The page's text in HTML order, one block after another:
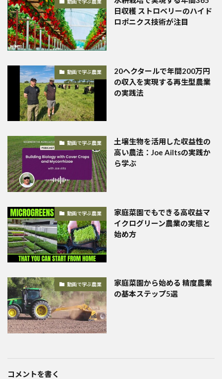
動画で学ぶ農業
日収穫 ストロベリーのハイド
ロポニクス技術が注目
動画で学ぶ農業
20ヘクタールで年間200万円
の収入を実現する再生型農業
の実践法
動画で学ぶ農業
土壌生物を活用した収益性の
高い農法：Joe Ailtsの実践か
ら学ぶ
動画で学ぶ農業
家庭菜園でもできる高収益マ
イクログリーン農業の実態と
始め方
動画で学ぶ農業
家庭菜園から始める 精度農業
の基本ステップ5選
コメントを書く